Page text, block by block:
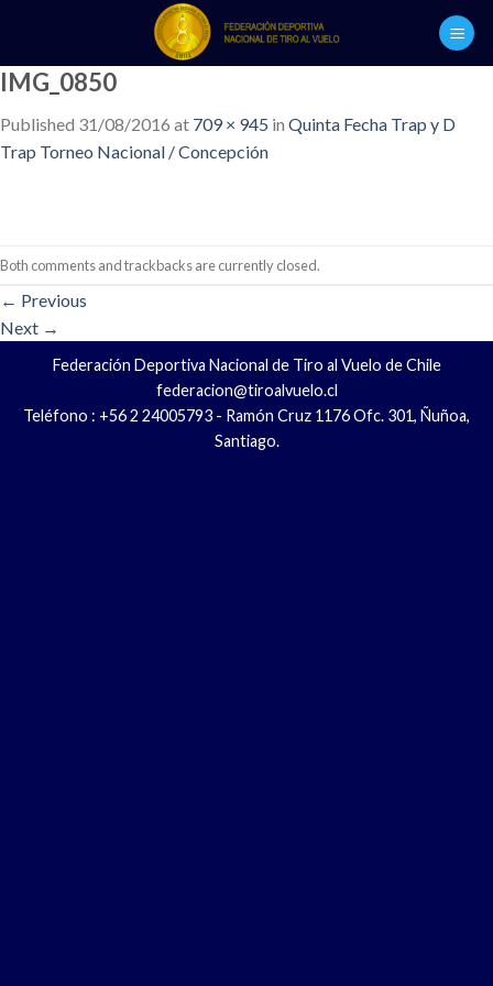
content
IMG_0850
Published 31/08/2016 at 709 × 945 in Quinta Fecha Trap y D
Trap Torneo Nacional / Concepción
Both comments and trackbacks are currently closed.
← Previous
Next →
Federación Deportiva Nacional de Tiro al Vuelo de Chile
federacion@tiroalvuelo.cl
Teléfono : +56 2 24005793 - Ramón Cruz 1176 Ofc. 301, Ñuñoa,
Santiago.